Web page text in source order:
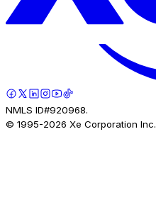
NMLS ID#920968.
© 1995-2026 Xe Corporation Inc.